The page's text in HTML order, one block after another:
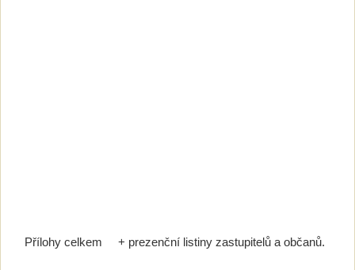
Přílohy celkem + prezenční listiny zastupitelů a občanů.